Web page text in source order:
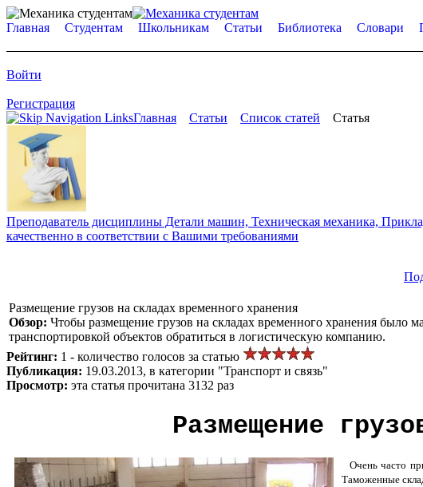
Главная Студентам Школьникам Статьи Библиотека Словари
Войти
Регистрация
Главная
Статьи Список статей Статья
Преподаватель дисциплины Детали машин, Техническая механика,
качественно в соответствии с Вашими требованиями
Размещение грузов на складах временного хранения
Обзор: Чтобы размещение грузов на складах временного хранения было
транспортировкой объектов обратиться в логистическую компанию.
Рейтинг: 1 - количество голосов за статью
Публикация: 19.03.2013, в категории "Транспорт и связь"
Просмотр: эта статья прочитана 3132 раз
Размещение
Очень часто
Таможенные